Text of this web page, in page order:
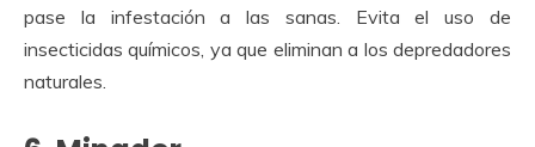
pase la infestación a las sanas. Evita el uso de
insecticidas químicos, ya que eliminan a los depredadores
naturales.